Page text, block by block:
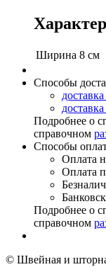
Ширина 8 см
Способы
Подробнее о
справочном
Способы
Оплата
Оплата
Подробнее о
справочном
© Швейная и